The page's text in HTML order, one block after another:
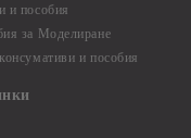
и пособия
за Моделиране
и пособия